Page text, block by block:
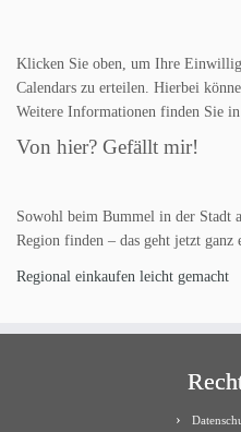
Klicken Sie oben, um Ihre
Calendars zu erteilen. Hierbei
Weitere Informationen finden Sie in
Von hier? Gefällt mir!
Sowohl beim Bummel in der Stadt
Region finden – das geht jetzt ganz
Regional einkaufen leicht gemacht